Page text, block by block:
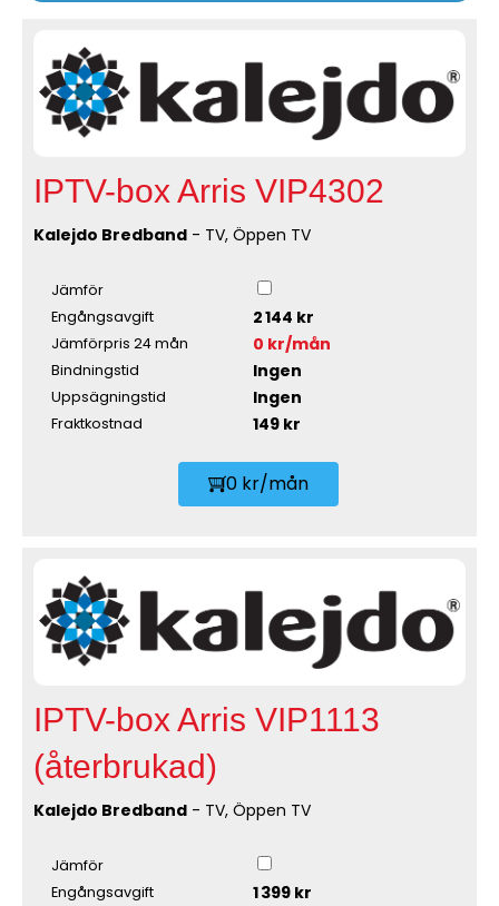
IPTV-box Arris VIP4302
Kalejdo Bredband - TV, Öppen TV
Jämför
Engångsavgift
2 144 kr
Jämförpris 24 mån 0 kr/mån
Bindningstid Ingen
Uppsägningstid Ingen
Fraktkostnad 149 kr
0 kr/mån
IPTV-box Arris VIP1113
(återbrukad)
Kalejdo Bredband - TV, Öppen TV
Jämför
Engångsavgift
1 399 kr